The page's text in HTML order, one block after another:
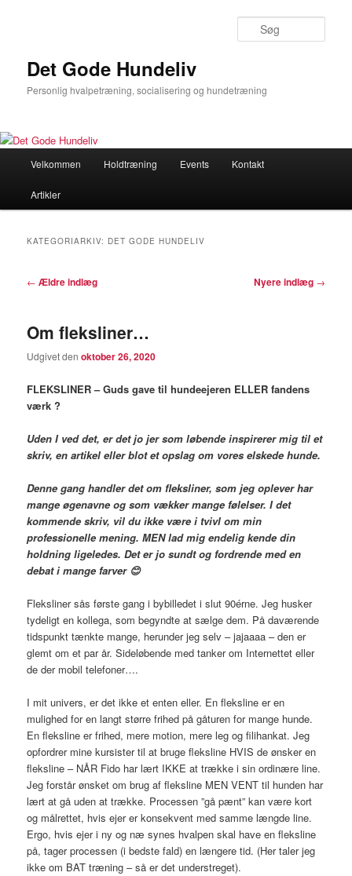
Det Gode Hundeliv
Personlig hvalpetræning, socialisering og hundetræning
Fortsæt
til
Fortsæt
til
Velkommen Holdtræning Events Kontakt
Artikler
KATEGORIARKIV: DET GODE HUNDELIV
Indlægsnavigation
← Ældre indlæg Nyere indlæg →
Om fleksliner…
Udgivet denoktober 26, 2020
FLEKSLINER – Guds gave til hundeejeren ELLER fandens
værk ?
Uden I ved det, er det jo jer som løbende inspirerer mig til et
skriv, en artikel eller blot et opslag om vores elskede hunde.
Denne gang handler det om fleksliner, som jeg oplever har
mange øgenavne og som vækker mange følelser. I det
kommende skriv, vil du ikke være i tvivl om min
professionelle mening. MEN lad mig endelig kende din
holdning ligeledes. Det er jo sundt og fordrende med en
debat i mange farver 😊
Fleksliner sås første gang i bybilledet i slut 90érne. Jeg husker
tydeligt en kollega, som begyndte at sælge dem. På daværende
tidspunkt tænkte mange, herunder jeg selv – jajaaaa – den er
glemt om et par år. Sideløbende med tanker om Internettet eller
de der mobil telefoner….
I mit univers, er det ikke et enten eller. En fleksline er en
mulighed for en langt større frihed på gåturen for mange hunde.
En fleksline er frihed, mere motion, mere leg og filihankat. Jeg
opfordrer mine kursister til at bruge fleksline HVIS de ønsker en
fleksline – NÅR Fido har lært IKKE at trække i sin ordinære line.
Jeg forstår ønsket om brug af fleksline MEN VENT til hunden har
lært at gå uden at trække. Processen ”gå pænt” kan være kort
og målrettet, hvis ejer er konsekvent med samme længde line.
Ergo, hvis ejer i ny og næ synes hvalpen skal have en fleksline
på, tager processen (i bedste fald) en længere tid. (Her taler jeg
ikke om BAT træning – så er det understreget).